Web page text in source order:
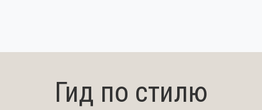
Гид по стилю